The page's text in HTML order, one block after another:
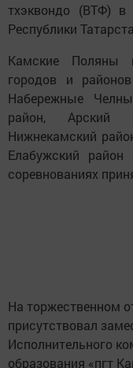
тхэквондо (ВТФ) в
Республики
Камские Поляны
городов и
Набережные
район, Арский
Нижнекамский
Елабужский
соревнованиях
На торжественном
присутствовал
Исполнительного
образования «пгт